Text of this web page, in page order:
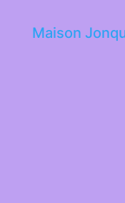
Maison